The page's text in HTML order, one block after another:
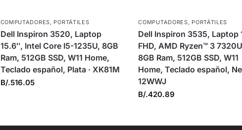
COMPUTADORES PORTÁTILES
Dell Inspiron 3520, Laptop
15.6″, Intel Core I5-1235U, 8GB
Ram, 512GB SSD, W11 Home,
Teclado español, Plata · XK81M
B/.516.05
COMPUTADORES PORTÁTILES
Dell Inspiron 3535, Laptop
FHD, AMD Ryzen™ 3
8GB Ram, 512GB SSD, W11
Home, Teclado español,
12WWJ
B/.420.89